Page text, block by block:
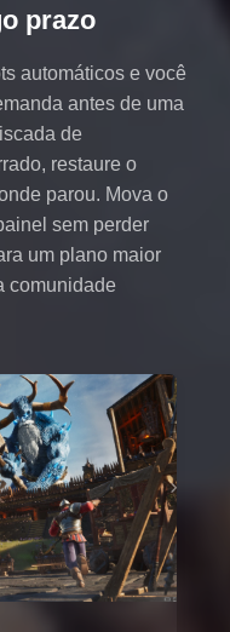
prazo
automáticos e você
antes de uma
de
restaure o
parou. Mova o
sem perder
um plano maior
comunidade